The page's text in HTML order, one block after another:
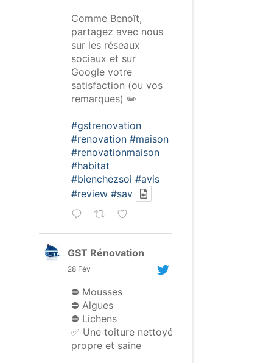
Comme Benoît,
partagez avec nous
sur les réseaux
sociaux et sur
Google votre
satisfaction (ou vos
remarques) ✏️
#gstrenovation
#renovation #maison
#renovationmaison
#habitat
#bienchezsoi #avis
#review #sav
GST Rénovation
28 Fév
⛔️ Mousses
⛔️ Algues
⛔️ Lichens
✅ Une toiture nettoyée,
propre et saine